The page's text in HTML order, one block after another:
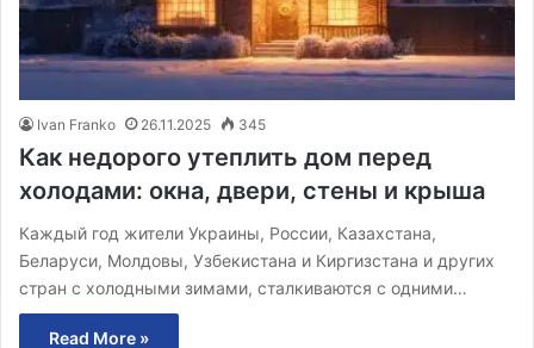
Ivan Franko 26.11.2025 345
Как недорого утеплить дом перед
холодами: окна, двери, стены и крыша
Каждый год жители Украины, России, Казахстана,
Беларуси, Молдовы, Узбекистана и Киргизстана и других
стран с холодными зимами, сталкиваются с одними…
Read More »